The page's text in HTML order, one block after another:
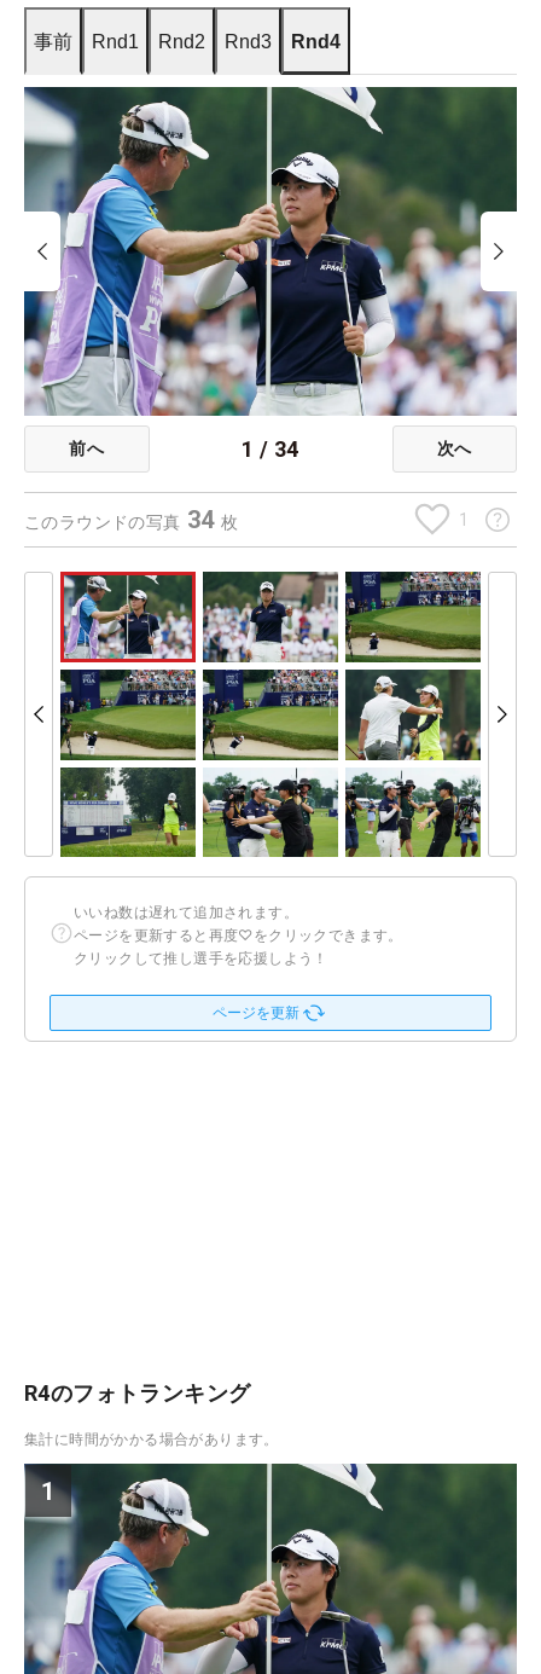
事前 Rnd1 Rnd2 Rnd3 Rnd4
前へ 1 / 34 次へ
このラウンドの写真 34枚 1
いいね数は遅れて追加されます。
ページを更新すると再度♡をクリックできます。
クリックして推し選手を応援しよう！
ページを更新
R4のフォトランキング
集計に時間がかかる場合があります。
1